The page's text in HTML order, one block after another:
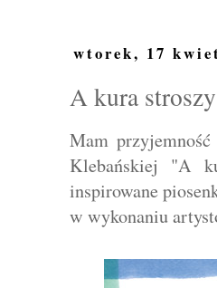
wtorek, 17
A kura
Mam
Klebańskiej "A
inspirowane
w wykonaniu